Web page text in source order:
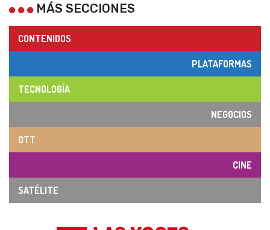
MÁS SECCIONES
CONTENIDOS
PLATAFORMAS
TECNOLOGÍA
NEGOCIOS
OTT
CINE
SATÉLITE